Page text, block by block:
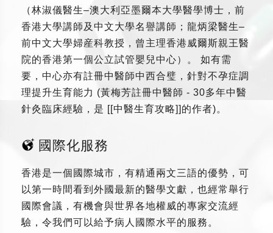
（林淑儀醫生–澳大利亞墨爾本大學醫學博士，前
香港大學講師及中文大學名譽講師；龍炳梁醫生–
前中文大學婦産科教授，曾主理香港威爾斯親王醫
院的香港第一個公立試管嬰兒中心）。 如有需
要，中心亦有註冊中醫師中西合璧，針對不孕症調
理提升生育能力 (黃梅芳註冊中醫師 - 30多年中醫
針灸臨床經驗，是 [[中醫生育攻略]]的作者)。
國際化服務
香港是一個國際城市，有精通兩文三語的優勢，可
以第一時間看到外國最新的醫學文獻，也經常舉行
國際會議，有機會與世界各地權威的專家交流經
驗，令我們可以給予病人國際水平的服務。